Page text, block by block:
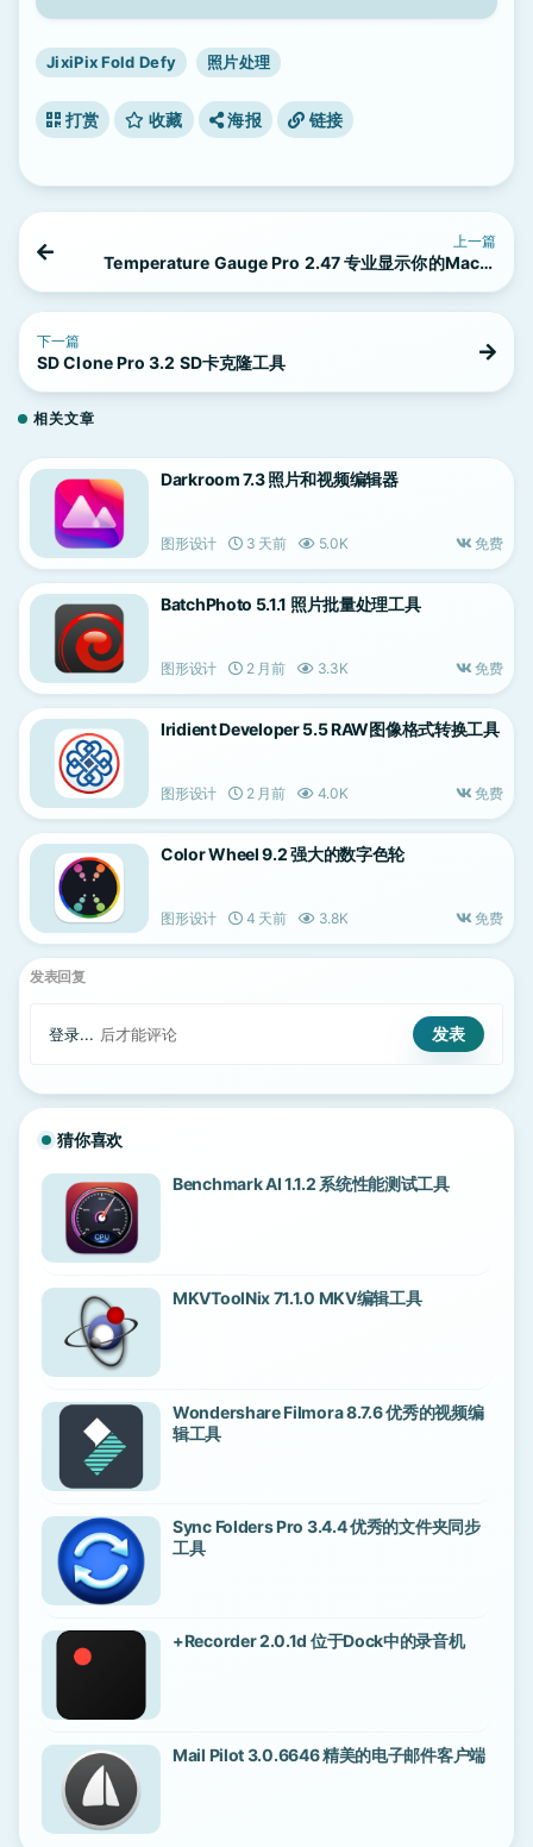
JixiPix Fold Defy 照片处理
打赏 收藏 海报 链接
上一篇
Temperature Gauge Pro 2.47 专业显示你的Mac实
下一篇
SD Clone Pro 3.2 SD卡克隆工具
相关文章
Darkroom 7.3 照片和视频编辑器
图形设计 3 天前 5.0K 免费
BatchPhoto 5.1.1 照片批量处理工具
图形设计 2 月前 3.3K 免费
Iridient Developer 5.5 RAW图像格式转换工具
图形设计 2 月前 4.0K 免费
Color Wheel 9.2 强大的数字色轮
图形设计 4 天前 3.8K 免费
发表回复
登录... 后才能评论
猜你喜欢
Benchmark AI 1.1.2 系统性能测试工具
MKVToolNix 71.1.0 MKV编辑工具
Wondershare Filmora 8.7.6 优秀的视频编
辑工具
Sync Folders Pro 3.4.4 优秀的文件夹同步
工具
+Recorder 2.0.1d 位于Dock中的录音机
Mail Pilot 3.0.6646 精美的电子邮件客户端